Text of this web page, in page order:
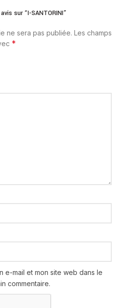
sur “I-SANTORINI”
ne sera pas publiée. Les champs
*
e-mail et mon site web dans le
commentaire.